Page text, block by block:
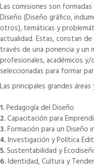
Las comisiones son
Diseño (Diseño gráfico,
otros), temáticas y
actualidad. Estas, constan
través de una ponencia y un
profesionales, académicos
seleccionadas para formar
Las principales grandes
1.Pedagogía del Diseño
2.Capacitación para
3.Formación para un Diseño
4.Investigación y Política
5.Sustentabilidad y
6.Identidad, Cultura y